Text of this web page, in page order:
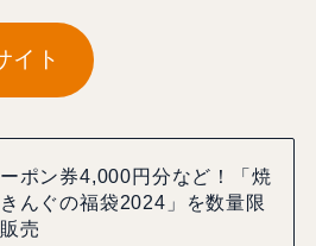
イト
ポン券4,000円分など！「焼
んぐの福袋2024」を数量限
売